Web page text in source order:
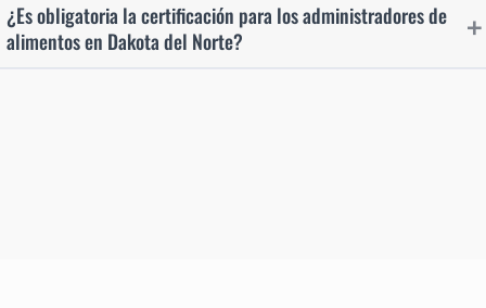
¿Es obligatoria la certificación para los administradores de
alimentos en Dakota del Norte?